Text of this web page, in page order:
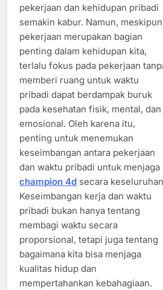
pekerjaan dan kehidupan pribadi
semakin kabur. Namun, meskipun
pekerjaan merupakan bagian
penting dalam kehidupan kita,
terlalu fokus pada pekerjaan
memberi ruang untuk waktu
pribadi dapat berdampak buruk
pada kesehatan fisik, mental, dan
emosional. Oleh karena itu,
penting untuk menemukan
keseimbangan antara pekerjaan
dan waktu pribadi untuk menjaga
champion 4d secara
Keseimbangan kerja dan waktu
pribadi bukan hanya tentang
membagi waktu secara
proporsional, tetapi juga tentang
bagaimana kita bisa menjaga
kualitas hidup dan
mempertahankan kebahagiaan.